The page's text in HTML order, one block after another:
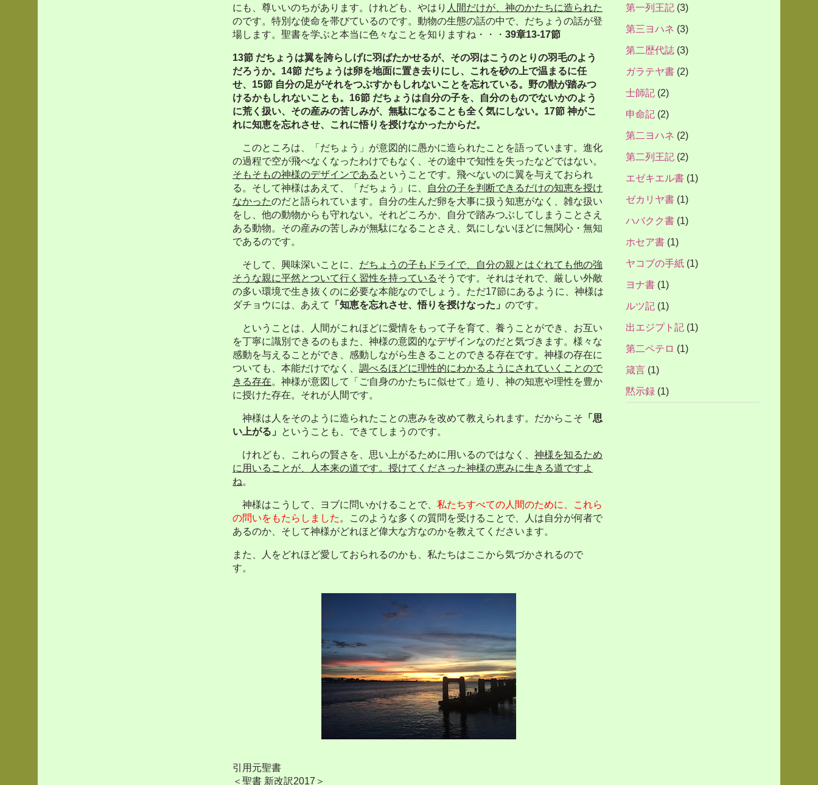
にも、尊いいのちがあります。けれども、やはり 人間だけが、神のかたちに造られた
のです。特別な使命を帯びているのです。動物の生態の話の中で、だちょうの話が登
場します。聖書を学ぶと本当に色々なことを知りますね・・・ 39章13-17節
13節 だちょうは翼を誇らしげに羽ばたかせるが、その羽はこうのとりの羽毛のよう
だろうか。 14節 だちょうは卵を地面に置き去りにし、これを砂の上で温まるに任
せ、 15節 自分の足がそれをつぶすかもしれないことを忘れている。野の獣が踏みつ
けるかもしれないことも。 16節 だちょうは自分の子を、自分のものでないかのよう
に荒く扱い、その産みの苦しみが、無駄になることも全く気にしない。 17節 神がこ
れに知恵を忘れさせ、これに悟りを授けなかったからだ。
このところは、「だちょう」が意図的に愚かに造られたことを語っています。進化
の過程で空が飛べなくなったわけでもなく、その途中で知性を失ったなどではない。
そもそもの神様のデザインである ということです。飛べないのに翼を与えておられ
る。そして神様はあえて、「だちょう」に、
自分の子を判断できるだけの知恵を授け
なかったのだと語られています。自分の生んだ卵を大事に扱う知恵がなく、雑な扱い
をし、他の動物からも守れない。それどころか、自分で踏みつぶしてしまうことさえ
ある動物。その産みの苦しみが無駄になることさえ、気にしないほどに無関心・無知
であるのです。
そして、興味深いことに、 だちょうの子もドライで、自分の親とはぐれても他の強
そうな親に平然とついて行く習性を持っているそうです。それはそれで、厳しい外敵
の多い環境で生き抜くのに必要な本能なのでしょう。ただ17節にあるように、神様は
ダチョウには、あえて
「知恵を忘れさせ、悟りを授けなった」 のです。
ということは、人間がこれほどに愛情をもって子を育て、養うことができ、お互い
を丁寧に識別できるのもまた、神様の意図的なデザインなのだと気づきます。様々な
感動を与えることができ、感動しながら生きることのできる存在です。神様の存在に
ついても、本能だけでなく、 調べるほどに理性的にわかるようにされていくことので
きる存在。神様が意図して「ご自身のかたちに似せて」造り、神の知恵や理性を豊か
に授けた存在。それが人間です。
神様は人をそのように造られたことの恵みを改めて教えられます。だからこそ 「思
い上がる」 ということも、できてしまうのです。
けれども、これらの賢さを、思い上がるために用いるのではなく、 神様を知るため
に用いることが、人本来の道です。授けてくださった神様の恵みに生きる道ですよ
ね。
神様はこうして、ヨブに問いかけることで、 私たちすべての人間のために、これら
の問いをもたらしました 。このような多くの質問を受けることで、人は自分が何者で
あるのか、そして神様がどれほど偉大な方なのかを教えてくださいます。
また、人をどれほど愛しておられるのかも、私たちはここから気づかされるので
す。
引用元聖書
＜聖書 新改訳2017 ＞
第一列王記 (3)
第三ヨハネ (3)
第二歴代誌 (3)
ガラテヤ書 (2)
士師記 (2)
申命記 (2)
第二ヨハネ (2)
第二列王記 (2)
エゼキエル書 (1)
ゼカリヤ書 (1)
ハバクク書 (1)
ホセア書 (1)
ヤコブの手紙 (1)
ヨナ書 (1)
ルツ記 (1)
出エジプト記 (1)
第二ペテロ (1)
箴言 (1)
黙示録 (1)